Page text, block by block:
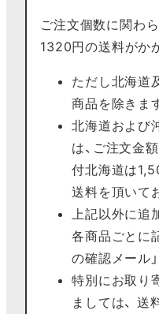
ご注文個数に関わ
1320円の送料がか
ただし北海道
商品を除きま
北海道および
は、ご注文金
付北海道は
送料を頂いて
上記以外に追
各商品ごとに
の確認メール
特別にお取り
ましては、 送